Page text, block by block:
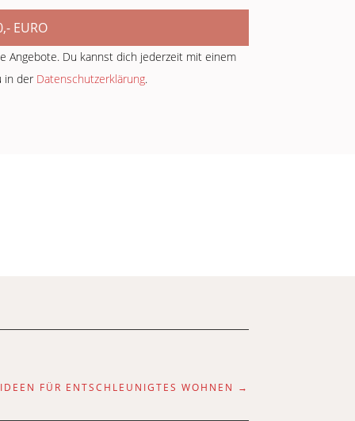
EURO
Angebote. Du kannst dich jederzeit mit einem
in der Datenschutzerklärung.
FÜR ENTSCHLEUNIGTES WOHNEN →